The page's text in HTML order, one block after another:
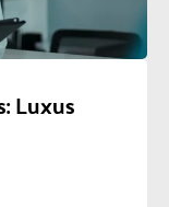
Luxus